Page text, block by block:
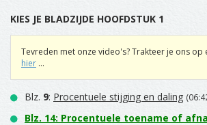
KIES JE BLADZIJDE HOOFDSTUK 1
Tevreden met onze video's? Trakteer je ons op
hier ...
Blz. 9: Procentuele stijging en daling
Blz. 14: Procentuele toename of